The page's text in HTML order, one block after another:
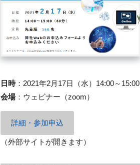
日時： 2021年2月17日（水）14:00～15:00
会場： ウェビナー（zoom）
詳細・参加申込
（外部サイトが開きます）